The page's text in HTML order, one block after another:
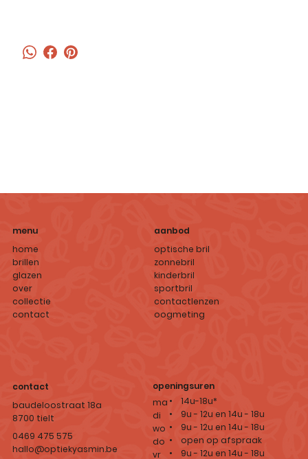
contact
baudeloostraat 18a
8700 tielt
0469 475 575
hallo@optiekyasmin.be
ma
di
wo
do
vr
• 14u-18u*
• 9u - 12u en 14u - 18u
• 9u - 12u en 14u - 18u
• open op afspraak
• 9u - 12u en 14u - 18u
openingsuren
menu
home
brillen
glazen
over
collectie
contact
aanbod
optische bril
zonnebril
kinderbril
sportbril
contactlenzen
oogmeting